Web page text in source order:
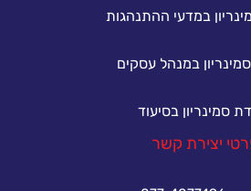
במדעי ההתנהגות
במנהל עסקים
סמינריון בסיעוד
יצירת קשר